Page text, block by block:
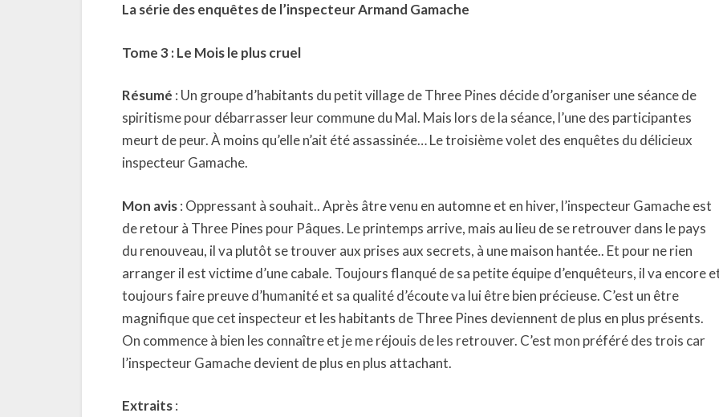
La série des enquêtes de l’inspecteur Armand Gamache
Tome 3 : Le Mois le plus cruel
Résumé : Un groupe d’habitants du petit village de Three Pines décide d’organiser une séance de
spiritisme pour débarrasser leur commune du Mal. Mais lors de la séance, l’une des participantes
meurt de peur. À moins qu’elle n’ait été assassinée… Le troisième volet des enquêtes du délicieux
inspecteur Gamache.
Mon avis: Oppressant à souhait.. Après âtre venu en automne et en hiver, l’inspecteur Gamache est
de retour à Three Pines pour Pâques. Le printemps arrive, mais au lieu de se retrouver dans le pays
du renouveau, il va plutôt se trouver aux prises aux secrets, à une maison hantée.. Et pour ne rien
arranger il est victime d’une cabale. Toujours flanqué de sa petite équipe d’enquêteurs, il va encore
toujours faire preuve d’humanité et sa qualité d’écoute va lui être bien précieuse. C’est un être
magnifique que cet inspecteur et les habitants de Three Pines deviennent de plus en plus présents.
On commence à bien les connaître et je me réjouis de les retrouver. C’est mon préféré des trois car
l’inspecteur Gamache devient de plus en plus attachant.
Extraits: